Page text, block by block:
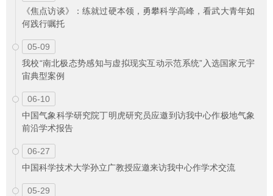
《焦点访谈》：练就过硬本领，勇攀科学高峰，看武大青年如
何践行嘱托
05-09
我校“南北极态势感知与虚拟现实互动示范系统”入选国家元宇
宙典型案例
06-10
中国气象科学研究院丁明虎研究员应邀到访我中心作极地气象
前沿学术报告
06-27
中国科学技术大学孙立广教授应邀来访我中心作学术交流
05-29